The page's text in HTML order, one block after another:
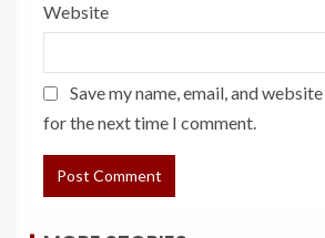
Website
Save my name, email, and
for the next time I comment.